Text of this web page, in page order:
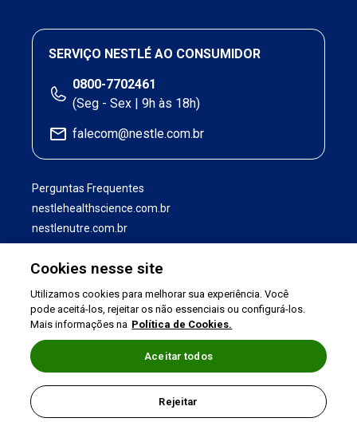
SERVIÇO NESTLÉ AO CONSUMIDOR
0800-7702461
(Seg - Sex | 9h às 18h)
falecom@nestle.com.br
Perguntas Frequentes
nestlehealthscience.com.br
nestlenutre.com.br
Política de Privacidade
©2026 Nestlé Nutrition & Health
Cookies nesse site
Utilizamos cookies para melhorar sua experiência. Você
pode aceitá-los, rejeitar os não essenciais ou configurá-los.
Mais informações na Política de Cookies.
Rejeitar
Aceitar todos